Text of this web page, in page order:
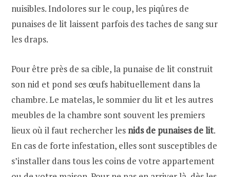
nuisibles. Indolores sur le coup, les piqûres de
punaises de lit laissent parfois des taches de sang sur
les draps.
Pour être près de sa cible, la punaise de lit construit
son nid et pond ses œufs habituellement dans la
chambre. Le matelas, le sommier du lit et les autres
meubles de la chambre sont souvent les premiers
lieux où il faut rechercher lesnids de punaises de lit.
En cas de forte infestation, elles sont susceptibles de
s’installer dans tous les coins de votre appartement